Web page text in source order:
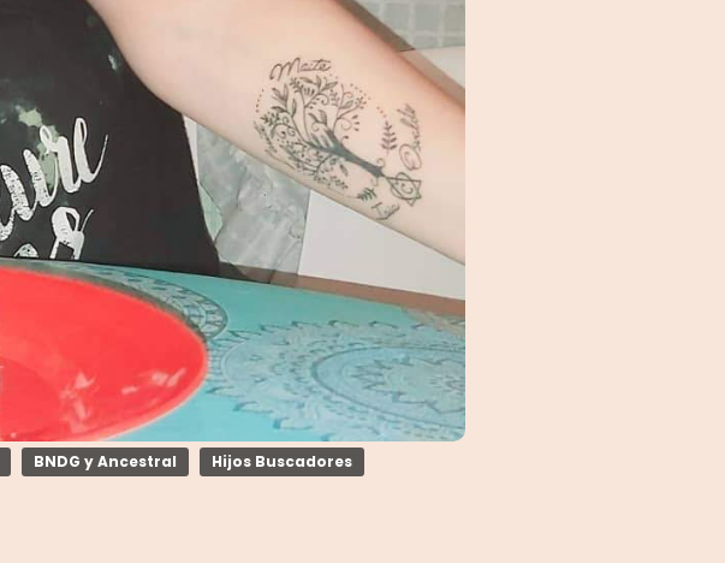
BNDG y Ancestral
Hijos Buscadores